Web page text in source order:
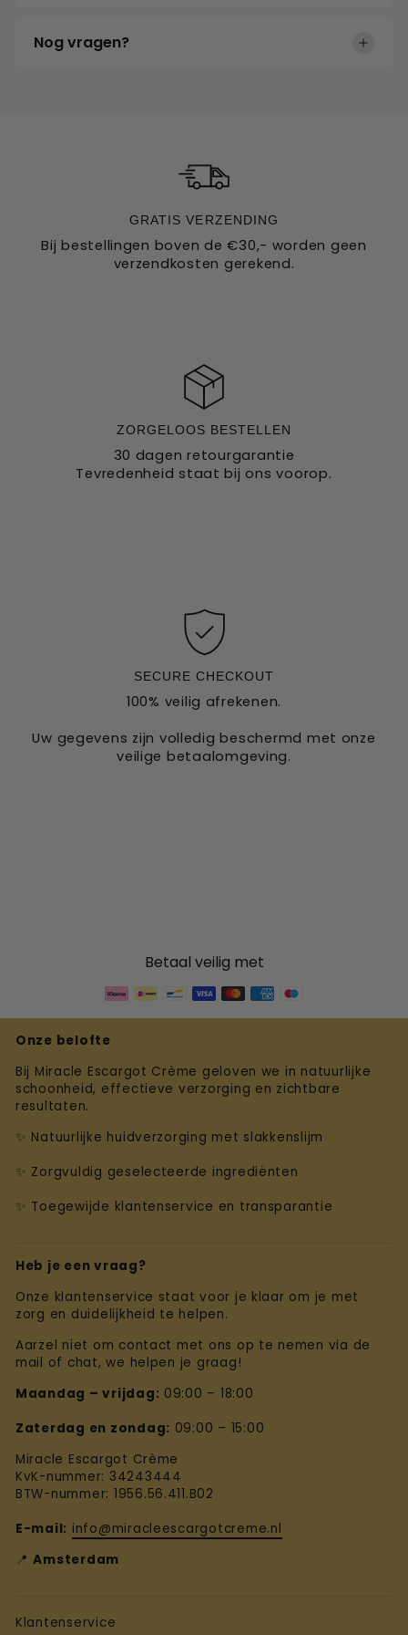
Nog vragen?
GRATIS VERZENDING
Bij bestellingen boven de €30,- worden geen
verzendkosten gerekend.
ZORGELOOS BESTELLEN
30 dagen retourgarantie
Tevredenheid staat bij ons voorop.
SECURE CHECKOUT
100% veilig afrekenen.
Uw gegevens zijn volledig beschermd met onze
veilige betaalomgeving.
Betaal veilig met
Onze belofte
Bij Miracle Escargot Crème geloven we in natuurlijke
schoonheid, effectieve verzorging en zichtbare
resultaten.
✨ Natuurlijke huidverzorging met slakkenslijm
✨ Zorgvuldig geselecteerde ingrediënten
✨ Toegewijde klantenservice en transparantie
Heb je een vraag?
Onze klantenservice staat voor je klaar om je met
zorg en duidelijkheid te helpen.
Aarzel niet om contact met ons op te nemen via de
mail of chat, we helpen je graag!
Maandag – vrijdag: 09:00 – 18:00
Zaterdag en zondag: 09:00 – 15:00
Miracle Escargot Crème
KvK-nummer: 34243444
BTW-nummer: 1956.56.411.B02
E-mail: info@miracleescargotcreme.nl
📍Amsterdam
Klantenservice